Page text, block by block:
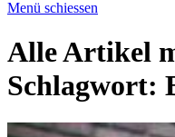
Menü schiessen
Alle Artikel
Schlagwort: